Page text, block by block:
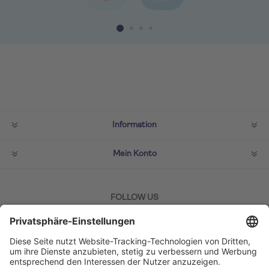
Information
Mein Konto
FOLLOW US
ZAHLMETHODEN